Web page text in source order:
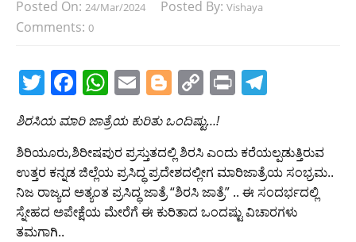
Posted On: 24/Mar/2024 Posted By: Vishaya
Comments: 0
T
w
itt
er
F
a
c
e
b
o
W
h
at
s
A
p
E
m
ai
l
Bl
o
g
g
er
C
o
p
y
Li
n
Pr
gr
a
m
ಶಿರಸಿಯ ಮಾರಿ ಜಾತ್ರೆಯ ಕುರಿತು ಒಂದಿಷ್ಟು…!
ಶಿರಿಯೂರು,ಶಿರೀಷಪುರ ಪ್ರಸ್ತುತದಲ್ಲಿ ಶಿರಸಿ ಎಂದು ಕರೆಯಲ್ಪಡುತ್ತಿರುವ
ಉತ್ತರ ಕನ್ನಡ ಜಿಲ್ಲೆಯ ಪ್ರಸಿದ್ಧ ಪ್ರದೇಶದಲ್ಲೀಗ ಮಾರಿಜಾತ್ರೆಯ ಸಂಭ್ರಮ..
ನಿಜ ರಾಜ್ಯದ ಅತ್ಯಂತ ಪ್ರಸಿದ್ಧ ಜಾತ್ರೆ “ಶಿರಸಿ ಜಾತ್ರೆ” .. ಈ ಸಂದರ್ಭದಲ್ಲಿ
ಸ್ನೇಹದ ಅಪೇಕ್ಷೆಯ ಮೇರೆಗೆ ಈ ಕುರಿತಾದ ಒಂದಷ್ಟು ವಿಚಾರಗಳು
ತಮಗಾಗಿ..